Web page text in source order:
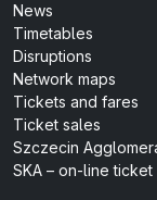
News
Timetables
Disruptions
Network maps
Tickets and fares
Ticket sales
Szczecin
SKA – on-line ticket